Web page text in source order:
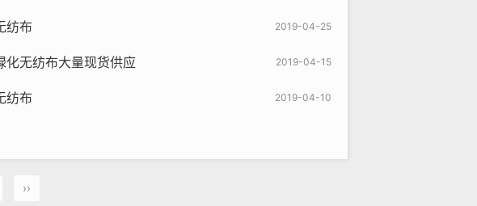
2019-04-25
纺布
2019-04-15
化无纺布大量现货供应
2019-04-10
纺布
››